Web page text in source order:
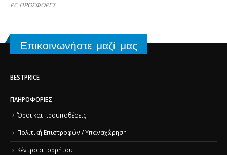
PC ΠΡΟΣΦΟΡΕΣ
Επικοινωνήστε μαζί μας
BESTPRICE
ΠΛΗΡΟΦΟΡΊΕΣ
Όροι και προϋποθέσεις
Πολιτική Επιστροφών / Υπαναχώρηση
Κέντρο απορρήτου